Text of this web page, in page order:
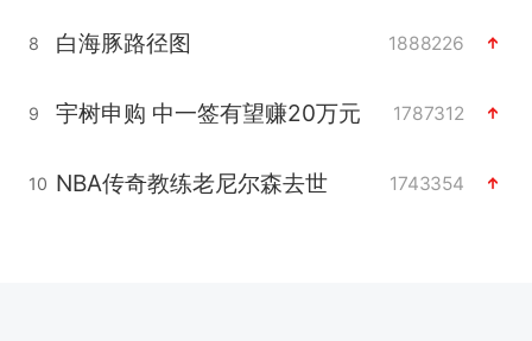
8 白海豚路径图 1888226
9 宇树申购 中一签有望赚20万元 1787312
10 NBA传奇教练老尼尔森去世 1743354